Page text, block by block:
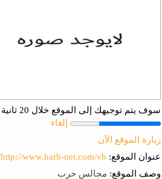
سوف يتم توجيهك إلى الموقع خلال 20 ثانية
إلغاء
زيارة الموقع الآن
عنوان الموقع: http://www.harb-net.com/vb/
وصف الموقع: مجالس حرب